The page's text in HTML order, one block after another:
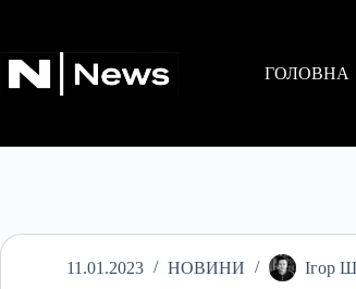
ГОЛОВНА
11.01.2023 НОВИНИ Ігор